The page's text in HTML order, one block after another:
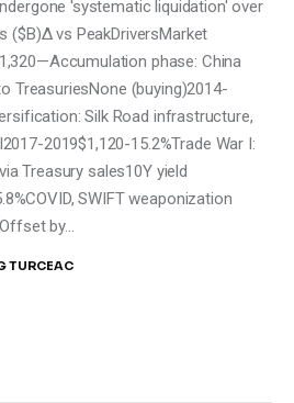
'systematic liquidation' over
($B)Δ vs PeakDriversMarket
phase: China
TreasuriesNone (buying)2014-
Silk Road infrastructure,
2019$1,120-15.2%Trade War I:
Treasury sales10Y yield
SWIFT weaponization
by…
TURCEAC